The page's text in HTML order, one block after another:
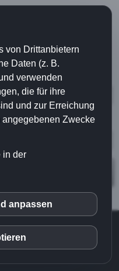
Haftungsausschluss|
von Drittanbietern
Daten (z. B.
verwenden
die für ihre
und zur Erreichung
Zwecke
in der
anpassen